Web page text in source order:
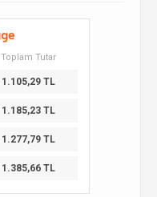
Toplam Tutar
1.105,29 TL
1.185,23 TL
1.277,79 TL
1.385,66 TL